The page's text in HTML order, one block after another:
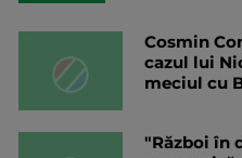
Cosmin
cazul lui
meciul cu
"Război în